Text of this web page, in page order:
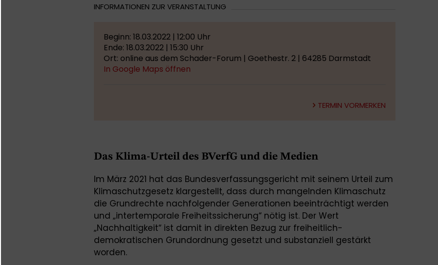
INFORMATIONEN ZUR VERANSTALTUNG
Beginn: 18.03.2022 | 12:00 Uhr
Ende: 18.03.2022 | 15:30 Uhr
Ort: online aus dem Schader-Forum | Goethestr. 2 | 64285 Darmstadt
In Google Maps öffnen
TERMIN VORMERKEN
Das Klima-Urteil des BVerfG und die Medien
Im März 2021 hat das Bundesverfassungsgericht mit seinem Urteil zum
Klimaschutzgesetz klargestellt, dass durch mangelnden Klimaschutz
die Grundrechte nachfolgender Generationen beeinträchtigt werden
und „intertemporale Freiheitssicherung“ nötig ist. Der Wert
„Nachhaltigkeit“ ist damit in direkten Bezug zur freiheitlich-
demokratischen Grundordnung gesetzt und substanziell gestärkt
worden.